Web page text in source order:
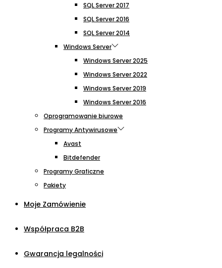
SQL Server 2017
SQL Server 2016
SQL Server 2014
Windows Server
Windows Server 2025
Windows Server 2022
Windows Server 2019
Windows Server 2016
Oprogramowanie biurowe
Programy Antywirusowe
Avast
Bitdefender
Programy Graficzne
Pakiety
Moje Zamówienie
Współpraca B2B
Gwarancja legalności